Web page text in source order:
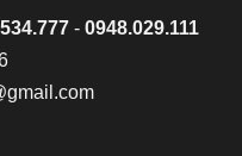
- 0948.029.111